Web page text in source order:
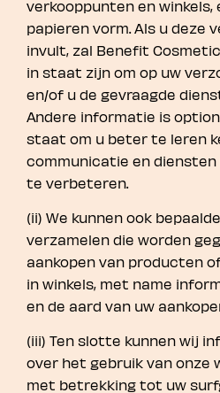
verkooppunten en winkels,
papieren vorm. Als u deze
invult, zal Benefit
in staat zijn om op uw
en/of u de gevraagde
Andere informatie is
staat om u beter te leren
communicatie en
te verbeteren.
(ii) We kunnen ook
verzamelen die worden
aankopen van producten
in winkels, met name
en de aard van uw
(iii) Ten slotte kunnen wij
over het gebruik van onze
met betrekking tot uw